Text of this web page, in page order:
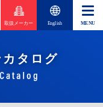
取扱メーカー English
タログ